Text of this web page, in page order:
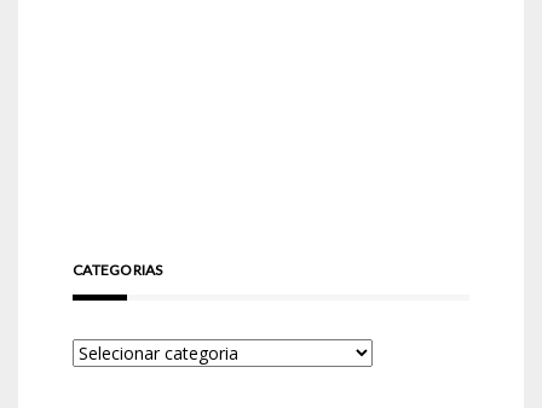
CATEGORIAS